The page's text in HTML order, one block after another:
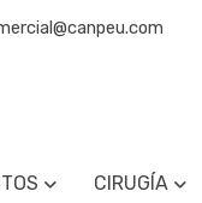
CIRUGÍA